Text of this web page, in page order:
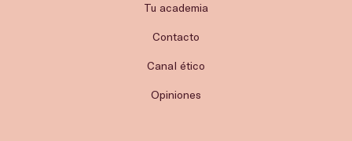
Tu academia
Contacto
Canal ético
Opiniones